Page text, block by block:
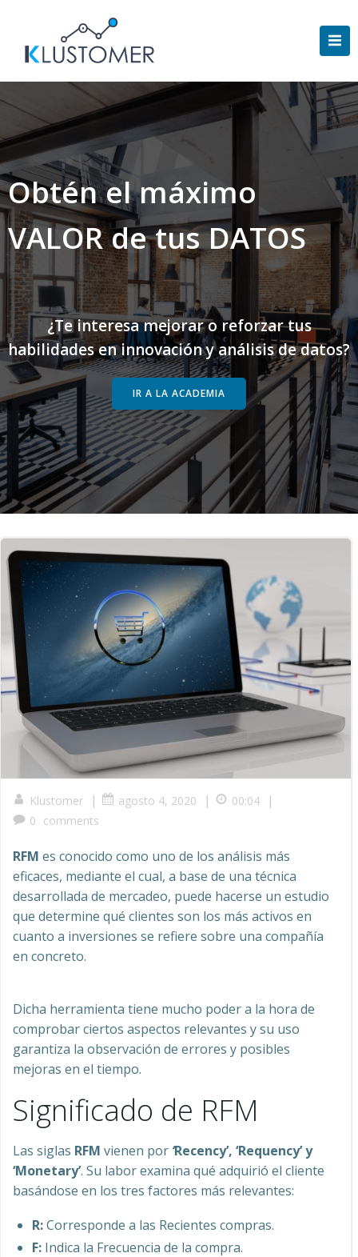
Obtén el máximo
VALOR de tus DATOS
¿Te interesa mejorar o reforzar tus
habilidades en innovación y análisis de datos?
IR A LA ACADEMIA
Klustomer | agosto 4, 2020 | 00:04 |
0 comments
RFM es conocido como uno de los análisis más
eficaces, mediante el cual, a base de una técnica
desarrollada de mercadeo, puede hacerse un estudio
que determine qué clientes son los más activos en
cuanto a inversiones se refiere sobre una compañía
en concreto.
Dicha herramienta tiene mucho poder a la hora de
comprobar ciertos aspectos relevantes y su uso
garantiza la observación de errores y posibles
mejoras en el tiempo.
Significado de RFM
Las siglas RFM vienen por ‘Recency’, ‘Requency’ y
‘Monetary’. Su labor examina qué adquirió el cliente
basándose en los tres factores más relevantes:
R:Corresponde a las Recientes compras.
F: Indica la Frecuencia de la compra.